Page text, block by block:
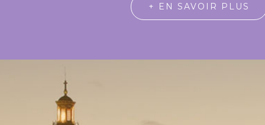
+ EN SAVOIR PLUS